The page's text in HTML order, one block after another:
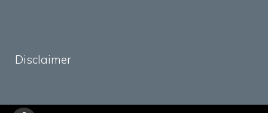
Disclaimer